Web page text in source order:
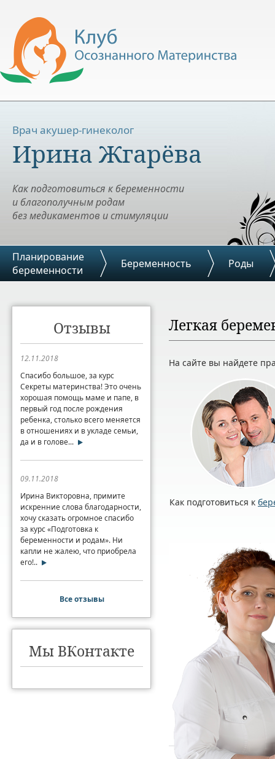
Врач акушер-гинеколог
Ирина Жгарёва
Как подготовиться к беременности
и благополучным родам
без медикаментов и стимуляции
Планирование
беременности
Беременность Роды
Отзывы
12.11.2018
Спасибо большое, за курс
Секреты материнства! Это очень
хорошая помощь маме и папе, в
первый год после рождения
ребенка, столько всего меняется
в отношениях и в укладе семьи,
да и в голове...
09.11.2018
Ирина Викторовна, примите
искренние слова благодарности,
хочу сказать огромное спасибо
за курс «Подготовка к
беременности и родам». Ни
капли не жалею, что приобрела
его!..
Все отзывы
Мы ВКонтакте
Легкая
На сайте вы найдете
Как подготовиться к